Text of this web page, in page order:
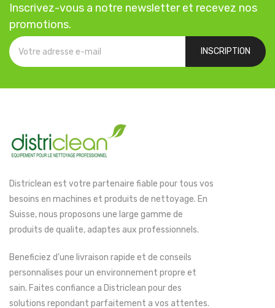
Inscrivez-vous a notre newsletter et recevez nos
promotions.
INSCRIPTION
Districlean est votre partenaire fiable pour tous vos
besoins en machines et produits de nettoyage. En
Suisse, nous proposons une large gamme de
produits de qualite, adaptes aux professionnels.
Beneficiez d'une livraison rapide et de conseils
personnalises pour un environnement propre et
sain. Faites confiance a Districlean pour des
solutions repondant parfaitement a vos attentes.